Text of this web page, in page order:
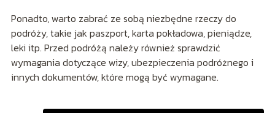
Ponadto, warto zabrać ze sobą niezbędne rzeczy do
podróży, takie jak paszport, karta pokładowa, pieniądze,
leki itp. Przed podróżą należy również sprawdzić
wymagania dotyczące wizy, ubezpieczenia podróżnego i
innych dokumentów, które mogą być wymagane.